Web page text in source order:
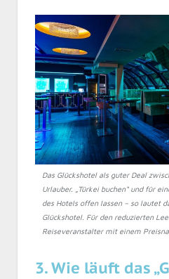
Das Glückshotel als guter Deal
Urlauber. „Türkei buchen“ und für
des Hotels offen lassen – so lautet
Glückshotel. Für den reduzierten
Reiseveranstalter mit einem
3. Wie läuft das